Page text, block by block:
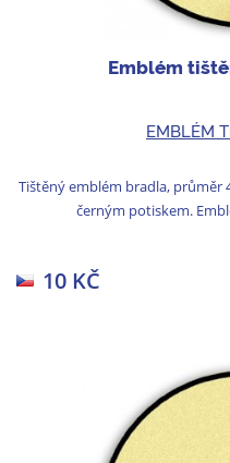
Emblém
EMBLÉM
Tištěný emblém bradla, průměr
černým potiskem.
10 KČ